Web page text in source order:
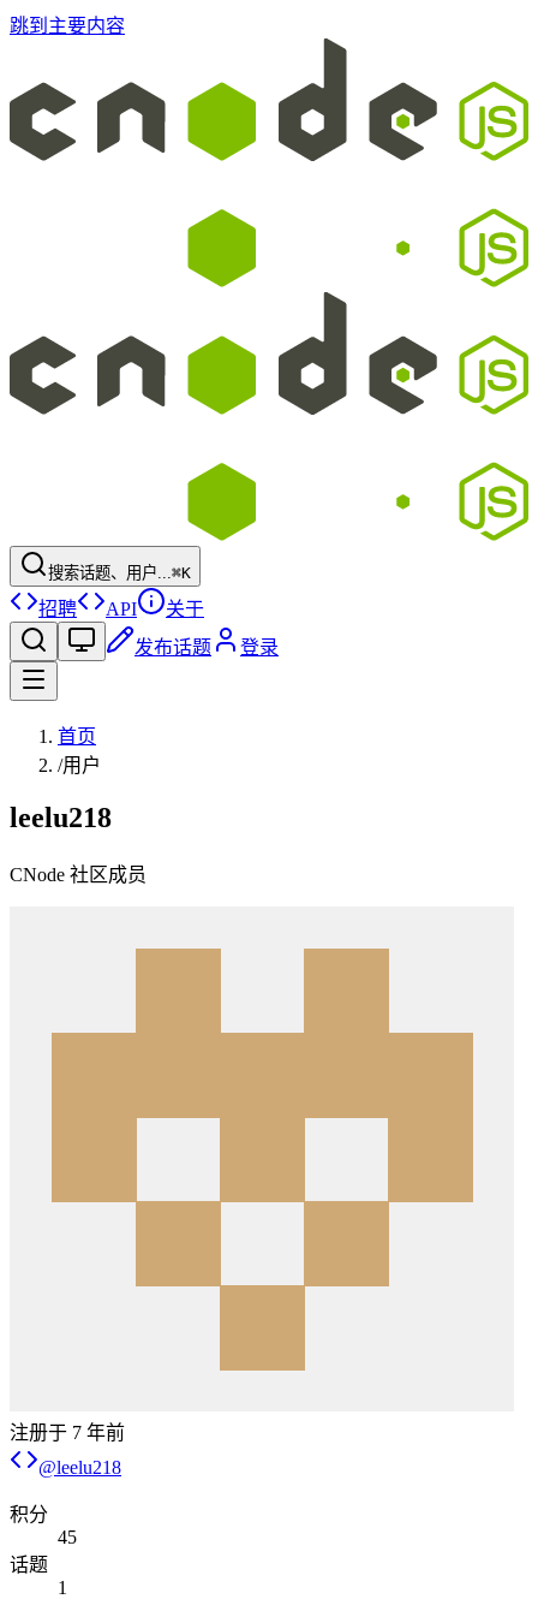
跳到主要内容
搜索话题、用户...⌘K
招聘 API
关于
发布话题
登录
首页
/用户
leelu218
CNode 社区成员
注册于 7 年前
@leelu218
积分
45
话题
1